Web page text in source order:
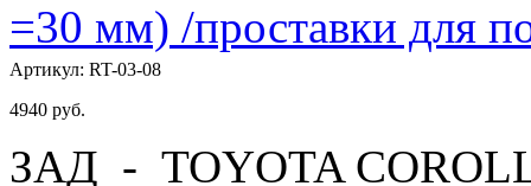
=30 мм) /проставки для
Артикул: RT-03-08
4940 руб.
ЗАД - TOYOTA